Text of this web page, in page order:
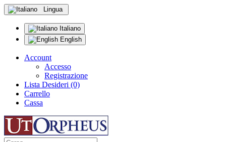
Lingua
Italiano
English
Account
Accesso
Registrazione
Lista Desideri (0)
Carrello
Cassa